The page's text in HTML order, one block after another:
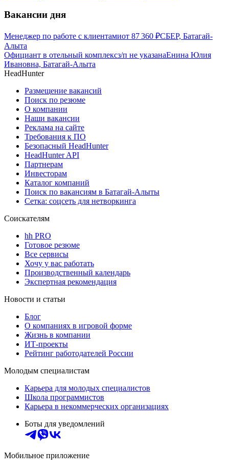
Вакансии дня
Менеджер по работе с клиентамиот 87 360 ₽СБЕР, Батагай-
Алыта
Официант в отельный комплексз/п не указанаЕнина Юлия
Ивановна, Батагай-Алыта
HeadHunter
Размещение вакансий
Поиск по резюме
О компании
Наши вакансии
Реклама на сайте
Требования к ПО
Безопасный HeadHunter
HeadHunter API
Партнерам
Инвесторам
Каталог компаний
Поиск по вакансиям в Батагай-Алыты
Сетка: соцсеть для нетворкинга
Соискателям
hh PRO
Готовое резюме
Все сервисы
Хочу у вас работать
Производственный календарь
Экспертная рекомендация
Новости и статьи
Блог
О компаниях в игровой форме
Жизнь в компании
ИТ-проекты
Рейтинг работодателей России
Молодым специалистам
Карьера для молодых специалистов
Школа программистов
Карьера в некоммерческих организациях
Боты для уведомлений
Мобильное приложение